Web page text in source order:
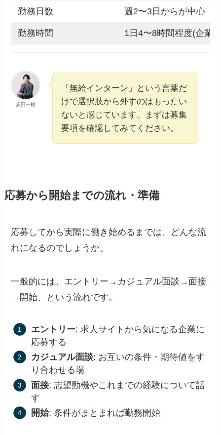
勤務日数 週2〜3日からが中心
勤務時間 1日4〜8時間程度(企業
炭田一樹
「無給インターン」という言葉だ
けで選択肢から外すのはもったい
ないと感じています。まずは募集
要項を確認してみてください。
応募から開始までの流れ・準備
応募してから実際に働き始めるまでは、どんな流
れになるのでしょうか。
一般的には、エントリー→カジュアル面談→面接
→開始、という流れです。
エントリー: 求人サイトから気になる企業に
応募する
カジュアル面談: お互いの条件・期待値をす
り合わせる場
面接: 志望動機やこれまでの経験について話
す
開始: 条件がまとまれば勤務開始